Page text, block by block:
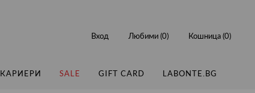
КАРИЕРИ SALE GIFT CARD LABONTE.BG
Вход Любими (0) Кошница (0)